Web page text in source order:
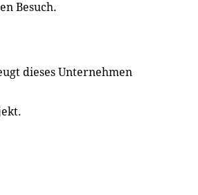
Besuch.
dieses Unternehmen